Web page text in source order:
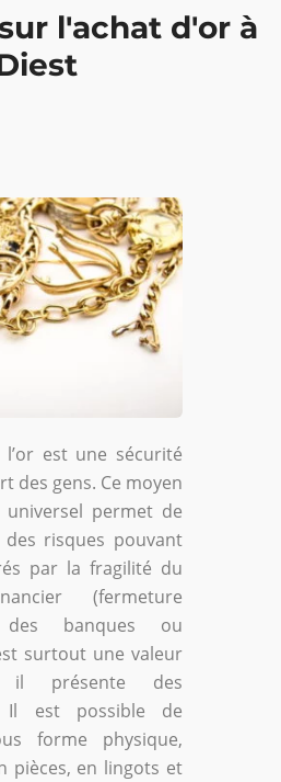
l'achat d'or à
est une sécurité
des gens. Ce moyen
permet de
risques pouvant
par la fragilité du
(fermeture
des banques ou
surtout une valeur
présente des
Il est possible de
forme physique,
pièces, en lingots et